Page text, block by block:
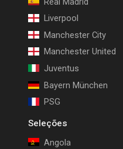
Liverpool
Manchester City
Manchester United
Juventus
Bayern München
PSG
Seleções
Angola